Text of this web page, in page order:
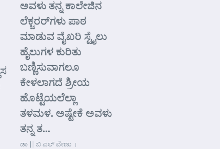
ಅವಳು ತನ್ನ ಕಾಲೇಜಿನ
ಲೆಕ್ಚರರ್‌ಗಳು ಪಾಠ
ಮಾಡುವ ವೈಖರಿ ಸ್ಟೈಲು
ಹೈಲುಗಳ ಕುರಿತು
ಬಣ್ಣಿಸುವಾಗಲೂ
ಕೇಳಲಾಗದೆ ಶ್ರೀಯ
ಹೊಟ್ಟೆಯಲೆಲ್ಲಾ
ತಳಮಳ. ಅಷ್ಟೇಕೆ ಅವಳು
ತನ್ನ ತ...
ಡಾ || ಬಿ ಎಲ್ ವೇಣು